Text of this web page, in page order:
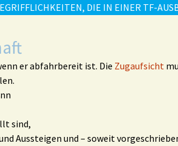
DIE IN EINER TF-
er abfahrbereit ist. Die Zugaufsicht
sind,
Aussteigen und – soweit